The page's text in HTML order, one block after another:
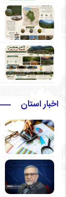
اخبار استان